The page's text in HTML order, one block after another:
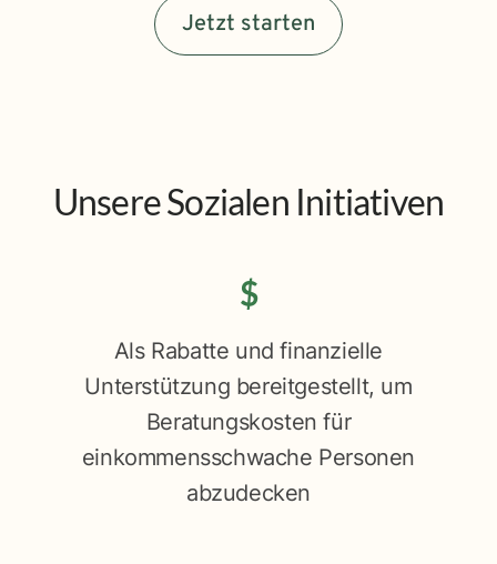
Jetzt starten
Unsere Sozialen Initiativen
$
Als Rabatte und finanzielle
Unterstützung bereitgestellt, um
Beratungskosten für
einkommensschwache Personen
abzudecken